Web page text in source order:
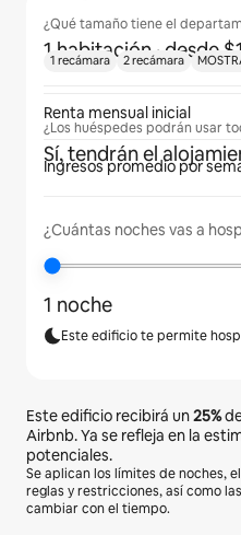
¿Qué tamaño tiene el
1 habitación · desde
¿Los huéspedes podrán usar
Sí, tendrán el
¿Cuántas noches vas a
1 noche
Este edificio te permite
Este edificio recibirá un25%
Airbnb. Ya se refleja en la
potenciales.
Se aplican los límites de noches,
reglas y restricciones, así como
cambiar con el tiempo.
1 recámara 2 recámara
Renta mensual inicial
Ingresos promedio por